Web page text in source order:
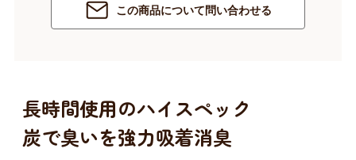
この商品について問い合わせる
長時間使用のハイスペック
炭で臭いを強力吸着消臭